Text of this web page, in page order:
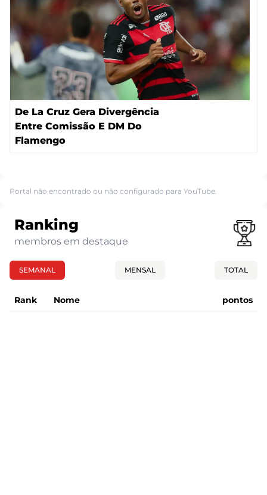
De La Cruz Gera Divergência
Entre Comissão E DM Do
Flamengo
Portal não encontrado ou não configurado para YouTube.
Ranking
membros em destaque
SEMANAL MENSAL TOTAL
Rank Nome pontos